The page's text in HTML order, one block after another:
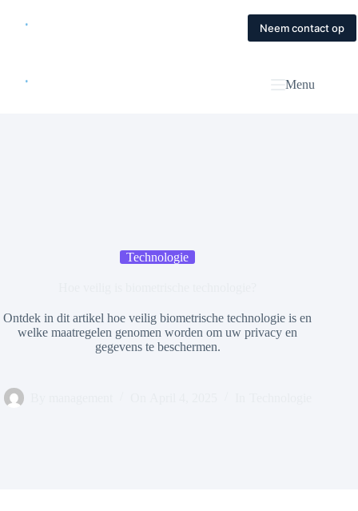
Contact
Neem contact op
Menu
Technologie
Ontdek in dit artikel hoe veilig biometrische technologie is en
welke maatregelen genomen worden om uw privacy en
gegevens te beschermen.